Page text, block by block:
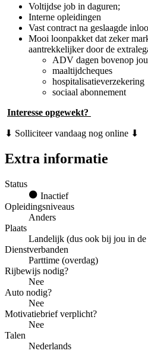
Voltijdse job in daguren;
Interne opleidingen
Vast contract na geslaagde
Mooi loonpakket dat zeker
aantrekkelijker door de
ADV dagen bovenop
maaltijdcheques
hospitalisatieverzekering
sociaal abonnement
Interesse opgewekt?
⬇ Solliciteer vandaag nog online ⬇
Extra informatie
Status
Inactief
Opleidingsniveaus
Anders
Plaats
Landelijk (dus ook bij jou in de
Dienstverbanden
Parttime (overdag)
Rijbewijs nodig?
Nee
Auto nodig?
Nee
Motivatiebrief verplicht?
Nee
Talen
Nederlands